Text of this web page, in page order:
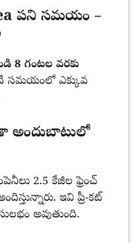
పని సమయం –
8 గంటల వరకు
సమయంలో ఎక్కువ
అందుబాటులో
2.5 కేజీల ఫ్రెంచ్
ఇవి ప్రీ-కట్
అవుతుంది.